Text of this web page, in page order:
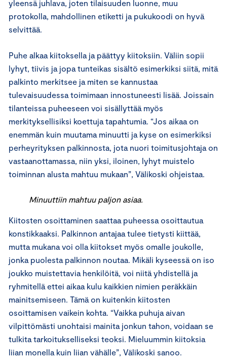
yleensä juhlava, joten tilaisuuden luonne, muu
protokolla, mahdollinen etiketti ja pukukoodi on hyvä
selvittää.
Puhe alkaa kiitoksella ja päättyy kiitoksiin. Väliin sopii
lyhyt, tiivis ja jopa tunteikas sisältö esimerkiksi siitä, mitä
palkinto merkitsee ja miten se kannustaa
tulevaisuudessa toimimaan innostuneesti lisää. Joissain
tilanteissa puheeseen voi sisällyttää myös
merkityksellisiksi koettuja tapahtumia. “Jos aikaa on
enemmän kuin muutama minuutti ja kyse on esimerkiksi
perheyrityksen palkinnosta, jota nuori toimitusjohtaja on
vastaanottamassa, niin yksi, iloinen, lyhyt muistelo
toiminnan alusta mahtuu mukaan”, Välikoski ohjeistaa.
Minuuttiin mahtuu paljon asiaa.
Kiitosten osoittaminen saattaa puheessa osoittautua
konstikkaaksi. Palkinnon antajaa tulee tietysti kiittää,
mutta mukana voi olla kiitokset myös omalle joukolle,
jonka puolesta palkinnon noutaa. Mikäli kyseessä on iso
joukko muistettavia henkilöitä, voi niitä yhdistellä ja
ryhmitellä ettei aikaa kulu kaikkien nimien peräkkäin
mainitsemiseen. Tämä on kuitenkin kiitosten
osoittamisen vaikein kohta. “Vaikka puhuja aivan
vilpittömästi unohtaisi mainita jonkun tahon, voidaan se
tulkita tarkoitukselliseksi teoksi. Mieluummin kiitoksia
liian monella kuin liian vähälle”, Välikoski sanoo.